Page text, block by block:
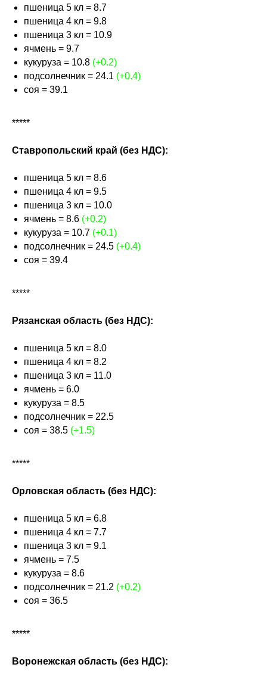
пшеница 5 кл = 8.7
пшеница 4 кл = 9.8
пшеница 3 кл = 10.9
ячмень = 9.7
кукуруза = 10.8 (+0.2)
подсолнечник = 24.1 (+0.4)
соя = 39.1
*****
Ставропольский край (без НДС):
пшеница 5 кл = 8.6
пшеница 4 кл = 9.5
пшеница 3 кл = 10.0
ячмень = 8.6 (+0.2)
кукуруза = 10.7 (+0.1)
подсолнечник = 24.5 (+0.4)
соя = 39.4
*****
Рязанская область (без НДС):
пшеница 5 кл = 8.0
пшеница 4 кл = 8.2
пшеница 3 кл = 11.0
ячмень = 6.0
кукуруза = 8.5
подсолнечник = 22.5
соя = 38.5 (+1.5)
*****
Орловская область (без НДС):
пшеница 5 кл = 6.8
пшеница 4 кл = 7.7
пшеница 3 кл = 9.1
ячмень = 7.5
кукуруза = 8.6
подсолнечник = 21.2 (+0.2)
соя = 36.5
*****
Воронежская область (без НДС):